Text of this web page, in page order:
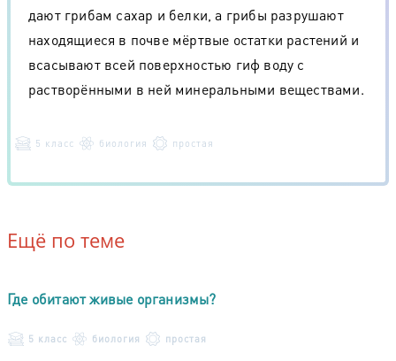
дают грибам сахар и белки, а грибы разрушают
находящиеся в почве мёртвые остатки растений и
всасывают всей поверхностью гиф воду с
растворёнными в ней минеральными веществами.
5 класс биология простая
Ещё по теме
Где обитают живые организмы?
5 класс биология простая